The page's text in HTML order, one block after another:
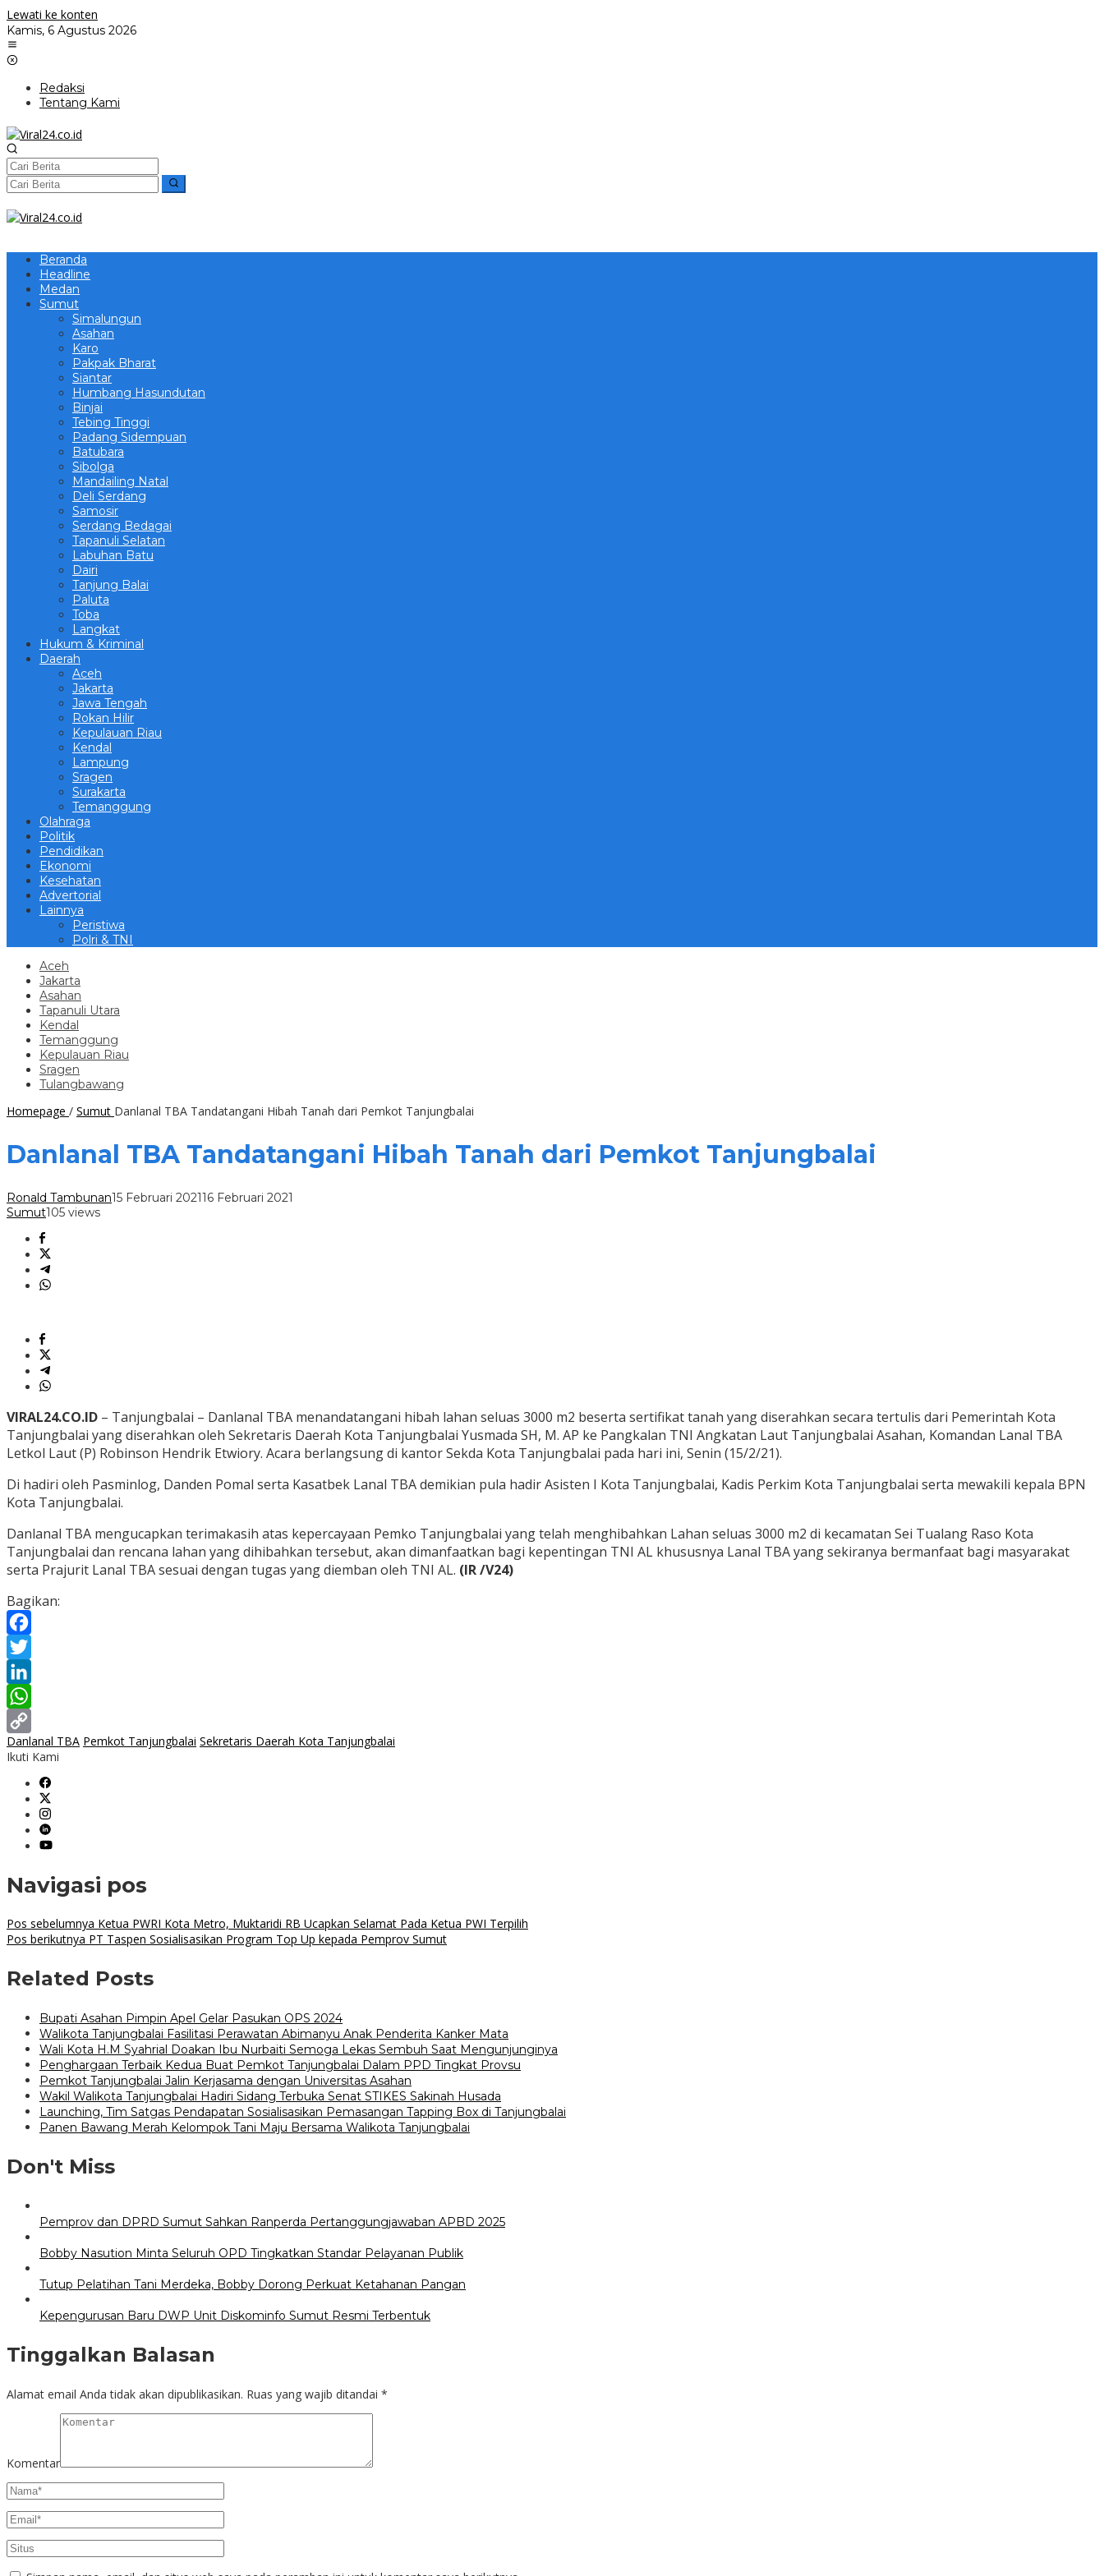
Lewati ke konten
Kamis, 6 Agustus 2026
Redaksi
Tentang Kami
Beranda
Headline
Medan
Sumut
Simalungun
Asahan
Karo
Pakpak Bharat
Siantar
Humbang Hasundutan
Binjai
Tebing Tinggi
Padang Sidempuan
Batubara
Sibolga
Mandailing Natal
Deli Serdang
Samosir
Serdang Bedagai
Tapanuli Selatan
Labuhan Batu
Dairi
Tanjung Balai
Paluta
Toba
Langkat
Hukum & Kriminal
Daerah
Aceh
Jakarta
Jawa Tengah
Rokan Hilir
Kepulauan Riau
Kendal
Lampung
Sragen
Surakarta
Temanggung
Olahraga
Politik
Pendidikan
Ekonomi
Kesehatan
Advertorial
Lainnya
Peristiwa
Polri & TNI
Aceh
Jakarta
Asahan
Tapanuli Utara
Kendal
Temanggung
Kepulauan Riau
Sragen
Tulangbawang
Homepage / Sumut Danlanal TBA Tandatangani Hibah Tanah dari Pemkot Tanjungbalai
Danlanal TBA Tandatangani Hibah Tanah dari Pemkot Tanjungbalai
Ronald Tambunan15 Februari 202116 Februari 2021
Sumut105 views
VIRAL24.CO.ID – Tanjungbalai – Danlanal TBA menandatangani hibah lahan seluas 3000 m2 beserta sertifikat tanah yang diserahkan secara tertulis dari Pemerintah Kota
Tanjungbalai yang diserahkan oleh Sekretaris Daerah Kota Tanjungbalai Yusmada SH, M. AP ke Pangkalan TNI Angkatan Laut Tanjungbalai Asahan, Komandan Lanal TBA
Letkol Laut (P) Robinson Hendrik Etwiory. Acara berlangsung di kantor Sekda Kota Tanjungbalai pada hari ini, Senin (15/2/21).
Di hadiri oleh Pasminlog, Danden Pomal serta Kasatbek Lanal TBA demikian pula hadir Asisten I Kota Tanjungbalai, Kadis Perkim Kota Tanjungbalai serta mewakili kepala BPN
Kota Tanjungbalai.
Danlanal TBA mengucapkan terimakasih atas kepercayaan Pemko Tanjungbalai yang telah menghibahkan Lahan seluas 3000 m2 di kecamatan Sei Tualang Raso Kota
Tanjungbalai dan rencana lahan yang dihibahkan tersebut, akan dimanfaatkan bagi kepentingan TNI AL khususnya Lanal TBA yang sekiranya bermanfaat bagi masyarakat
serta Prajurit Lanal TBA sesuai dengan tugas yang diemban oleh TNI AL. (IR /V24)
Bagikan:
Facebook
Twitter
LinkedIn
WhatsApp
Copy
Danlanal TBA Pemkot Tanjungbalai Sekretaris Daerah Kota Tanjungbalai
Ikuti Kami
Navigasi pos
Pos sebelumnya Ketua PWRI Kota Metro, Muktaridi RB Ucapkan Selamat Pada Ketua PWI Terpilih
Pos berikutnya PT Taspen Sosialisasikan Program Top Up kepada Pemprov Sumut
Related Posts
Bupati Asahan Pimpin Apel Gelar Pasukan OPS 2024
Walikota Tanjungbalai Fasilitasi Perawatan Abimanyu Anak Penderita Kanker Mata
Wali Kota H.M Syahrial Doakan Ibu Nurbaiti Semoga Lekas Sembuh Saat Mengunjunginya
Penghargaan Terbaik Kedua Buat Pemkot Tanjungbalai Dalam PPD Tingkat Provsu
Pemkot Tanjungbalai Jalin Kerjasama dengan Universitas Asahan
Wakil Walikota Tanjungbalai Hadiri Sidang Terbuka Senat STIKES Sakinah Husada
Launching, Tim Satgas Pendapatan Sosialisasikan Pemasangan Tapping Box di Tanjungbalai
Panen Bawang Merah Kelompok Tani Maju Bersama Walikota Tanjungbalai
Don't Miss
Pemprov dan DPRD Sumut Sahkan Ranperda Pertanggungjawaban APBD 2025
Bobby Nasution Minta Seluruh OPD Tingkatkan Standar Pelayanan Publik
Tutup Pelatihan Tani Merdeka, Bobby Dorong Perkuat Ketahanan Pangan
Kepengurusan Baru DWP Unit Diskominfo Sumut Resmi Terbentuk
Tinggalkan Balasan
Alamat email Anda tidak akan dipublikasikan. Ruas yang wajib ditandai *
Komentar